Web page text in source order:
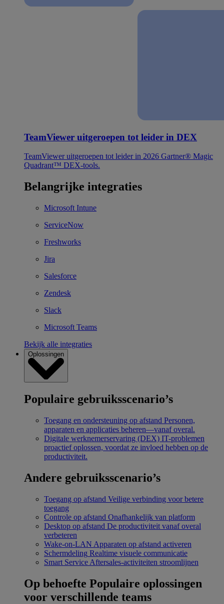
TeamViewer uitgeroepen tot leider in DEX
TeamViewer uitgeroepen tot leider in 2026 Gartner® Magic
Quadrant™ DEX-tools.
Belangrijke integraties
Microsoft Intune
ServiceNow
Freshworks
Jira
Salesforce
Zendesk
Slack
Microsoft Teams
Bekijk alle integraties
Oplossingen
Populaire gebruiksscenario’s
Toegang en ondersteuning op afstand Personen,
apparaten en applicaties beheren—vanaf overal.
Digitale werknemerservaring (DEX) IT-problemen
proactief oplossen, voordat ze invloed hebben op de
productiviteit.
Andere gebruiksscenario’s
Toegang op afstand Veilige verbinding voor betere
toegang
Controle op afstand Onafhankelijk van platform
Desktop op afstand De productiviteit vanaf overal
verbeteren
Wake-on-LAN Apparaten op afstand activeren
Schermdeling Realtime visuele communicatie
Smart Service Aftersales-activiteiten stroomlijnen
Op behoefte Populaire oplossingen
voor verschillende teams